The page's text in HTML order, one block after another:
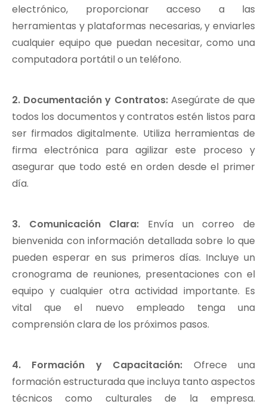
electrónico, proporcionar acceso a las
herramientas y plataformas necesarias, y enviarles
cualquier equipo que puedan necesitar, como una
computadora portátil o un teléfono.
2. Documentación y Contratos:Asegúrate de que
todos los documentos y contratos estén listos para
ser firmados digitalmente. Utiliza herramientas de
firma electrónica para agilizar este proceso y
asegurar que todo esté en orden desde el primer
día.
3. Comunicación Clara: Envía un correo de
bienvenida con información detallada sobre lo que
pueden esperar en sus primeros días. Incluye un
cronograma de reuniones, presentaciones con el
equipo y cualquier otra actividad importante. Es
vital que el nuevo empleado tenga una
comprensión clara de los próximos pasos.
4. Formación y Capacitación: Ofrece una
formación estructurada que incluya tanto aspectos
técnicos como culturales de la empresa.